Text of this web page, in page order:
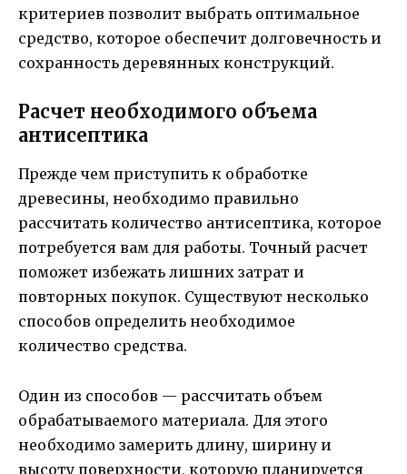
критериев позволит выбрать оптимальное
средство, которое обеспечит долговечность и
сохранность деревянных конструкций.
Расчет необходимого объема
антисептика
Прежде чем приступить к обработке
древесины, необходимо правильно
рассчитать количество антисептика, которое
потребуется вам для работы. Точный расчет
поможет избежать лишних затрат и
повторных покупок. Существуют несколько
способов определить необходимое
количество средства.
Один из способов — рассчитать объем
обрабатываемого материала. Для этого
необходимо замерить длину, ширину и
высоту поверхности, которую планируется